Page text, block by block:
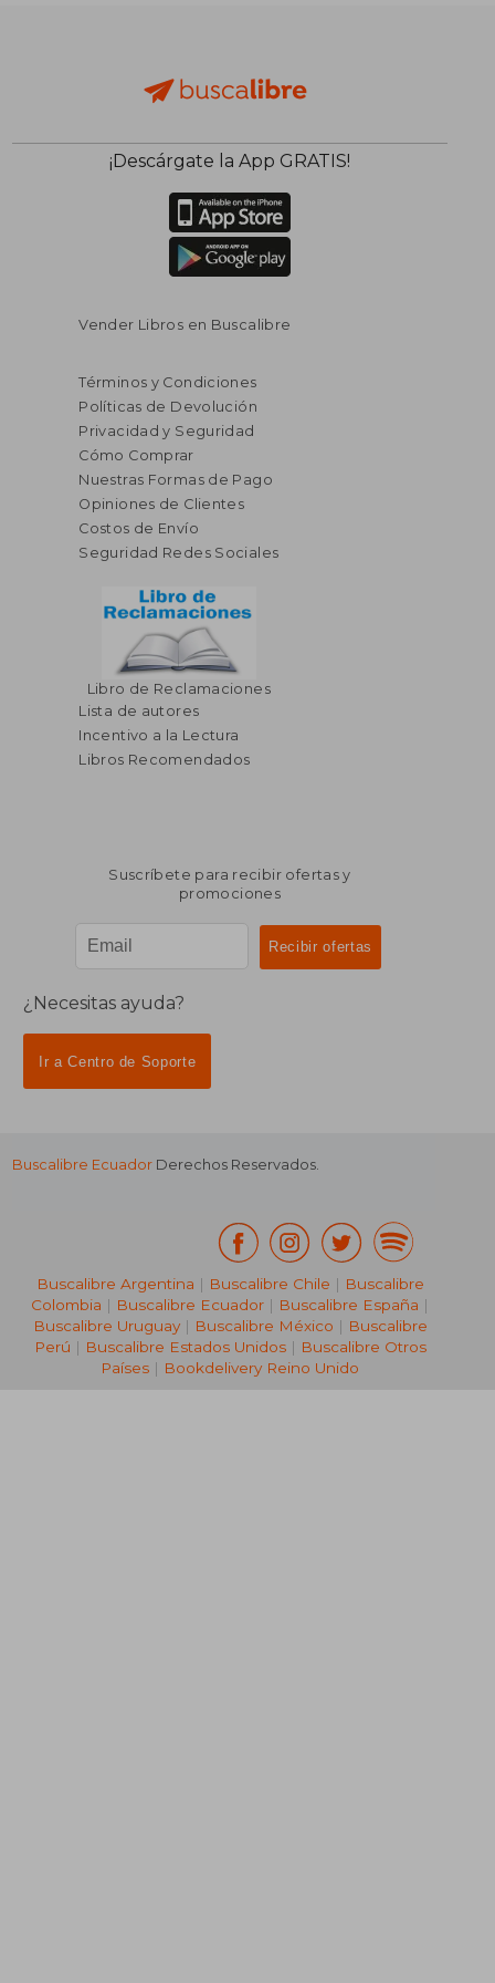
$ 33.71 40%
40%
dcto.
$ 35.41
$ 21.25
¡Descárgate la App GRATIS!
Vender Libros en Buscalibre
Términos y Condiciones
Políticas de Devolución
Privacidad y Seguridad
Cómo Comprar
Nuestras Formas de Pago
Opiniones de Clientes
Costos de Envío
Seguridad Redes Sociales
Libro de Reclamaciones
Lista de autores
Incentivo a la Lectura
Libros Recomendados
Suscríbete para recibir ofertas y
promociones
¿Necesitas ayuda?
Ir a Centro de Soporte
Buscalibre Ecuador Derechos Reservados.
Buscalibre Argentina | Buscalibre Chile | Buscalibre
Colombia | Buscalibre Ecuador | Buscalibre España |
Buscalibre Uruguay| Buscalibre México | Buscalibre
Perú | Buscalibre Estados Unidos| Buscalibre Otros
Países | Bookdelivery Reino Unido